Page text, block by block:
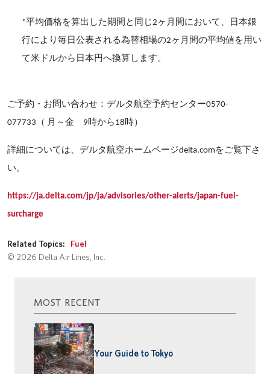
*平均価格を算出した期間と同じ2 ヶ月間において、日本銀
行により毎日公表される為替相場の2 ヶ月間の平均値を用い
て米ドルから日本円へ換算します。
ご予約・お問い合わせ：デルタ航空予約センター0570-
077733 （ 月～金 9時から 18時）
詳細については、デルタ航空ホームページdelta.com をご覧下さ
い。
https://ja.delta.com/jp/ja/advisories/other-alerts/japan-fuel-
surcharge
Related Topics:
Fuel
© 2026 Delta Air Lines, Inc.
MOST RECENT
Your Guide to Tokyo